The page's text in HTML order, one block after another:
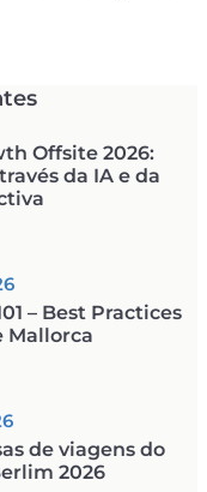
Offsite 2026:
da IA e da
– Best Practices
Mallorca
de viagens do
2026